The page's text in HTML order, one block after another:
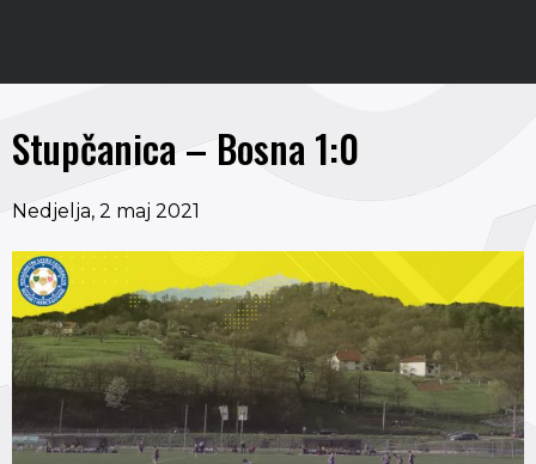
Stupčanica – Bosna 1:0
Nedjelja, 2 maj 2021